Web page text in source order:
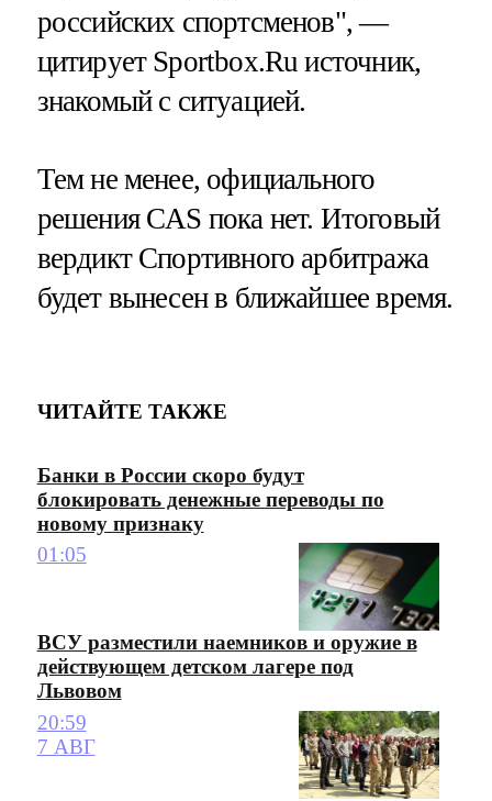
российских спортсменов", —
цитирует Sportbox.Ru источник,
знакомый с ситуацией.
Тем не менее, официального
решения CAS пока нет. Итоговый
вердикт Спортивного арбитража
будет вынесен в ближайшее время.
ЧИТАЙТЕ ТАКЖЕ
Банки в России скоро будут
блокировать денежные переводы по
новому признаку
01:05
ВСУ разместили наемников и оружие в
действующем детском лагере под
Львовом
20:59
7 АВГ